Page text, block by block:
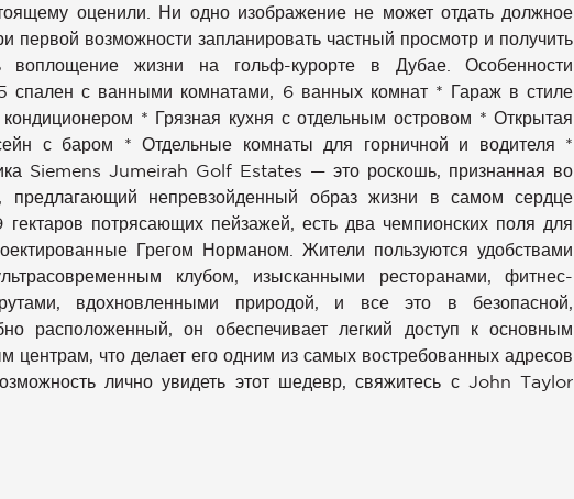
оценили. Ни одно изображение не может отдать должное
возможности запланировать частный просмотр и получить
воплощение жизни на гольф-курорте в Дубае. Особенности
спален с ванными комнатами, 6 ванных комнат * Гараж в стиле
* Грязная кухня с отдельным островом * Открытая
с баром * Отдельные комнаты для горничной и водителя *
Siemens Jumeirah Golf Estates — это роскошь, признанная во
предлагающий непревзойденный образ жизни в самом сердце
потрясающих пейзажей, есть два чемпионских поля для
Грегом Норманом. Жители пользуются удобствами
клубом, изысканными ресторанами, фитнес-
вдохновленными природой, и все это в безопасной,
расположенный, он обеспечивает легкий доступ к основным
центрам, что делает его одним из самых востребованных адресов
лично увидеть этот шедевр, свяжитесь с John Taylor